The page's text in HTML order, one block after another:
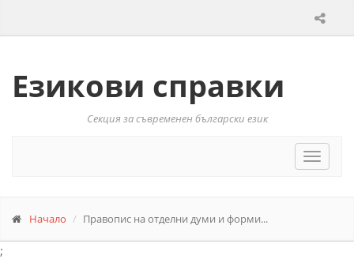
Езикови справки
Секция за съвременен български език
Toggle
Начало Правопис на отделни думи и форми...
;